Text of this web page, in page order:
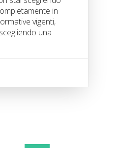
in
vigenti,
una